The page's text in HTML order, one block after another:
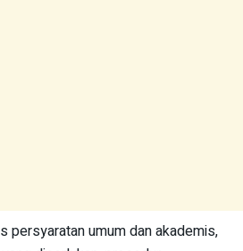
persyaratan umum dan akademis,